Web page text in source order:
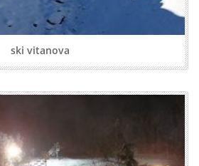
ski vitanova